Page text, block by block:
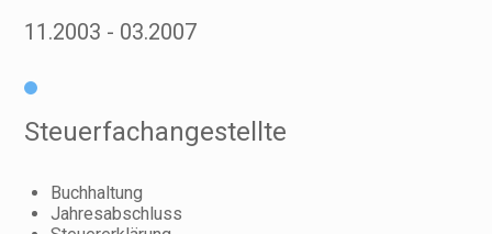
11.2003 03.2007
Steuerfachangestellte
Buchhaltung
Jahresabschluss